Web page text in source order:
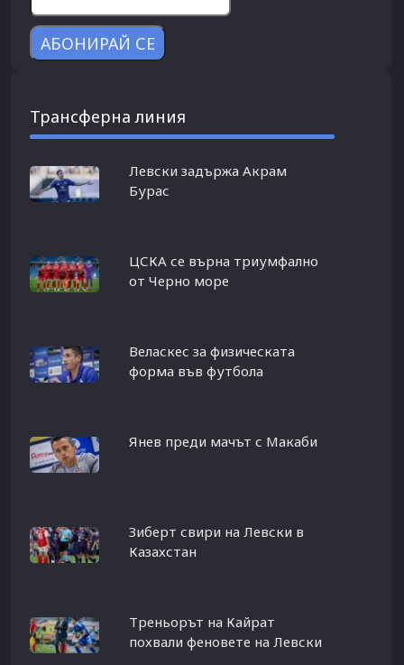
Трансферна линия
Левски задържа Акрам
Бурас
ЦСКА се върна триумфално
от Черно море
Веласкес за физическата
форма във футбола
Янев преди мачът с Макаби
Зиберт свири на Левски в
Казахстан
Треньорът на Кайрат
похвали феновете на Левски